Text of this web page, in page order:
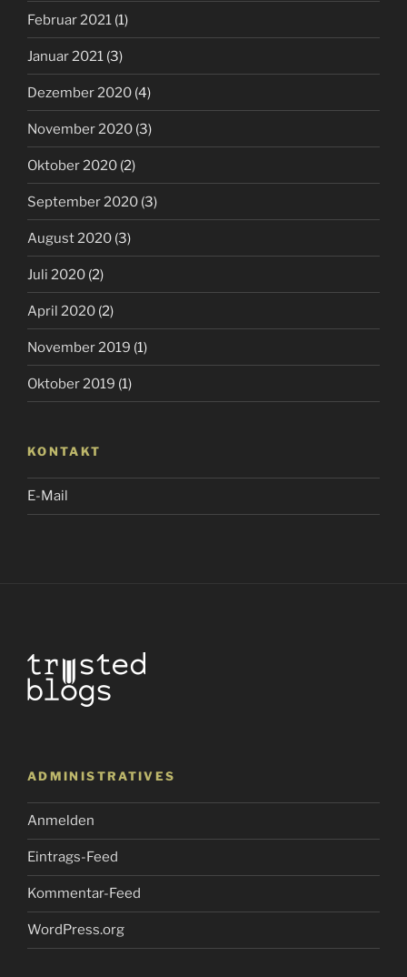
Februar 2021 (1)
Januar 2021 (3)
Dezember 2020 (4)
November 2020 (3)
Oktober 2020 (2)
September 2020 (3)
August 2020 (3)
Juli 2020 (2)
April 2020 (2)
November 2019 (1)
Oktober 2019 (1)
KONTAKT
E-Mail
ADMINISTRATIVES
Anmelden
Eintrags-Feed
Kommentar-Feed
WordPress.org